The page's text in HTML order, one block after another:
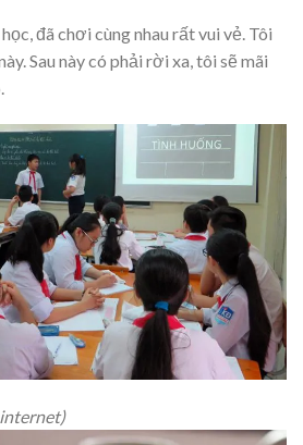
đã chơi cùng nhau rất vui vẻ. Tôi
Sau này có phải rời xa, tôi sẽ mãi